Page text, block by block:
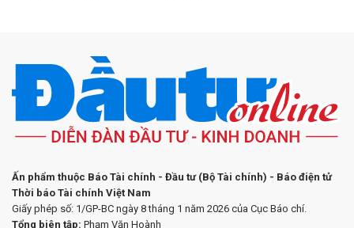
Ấn phẩm thuộc Báo Tài chính - Đầu tư (Bộ Tài chính) - Báo điện tử
Thời báo Tài chính Việt Nam
Giấy phép số: 1/GP-BC ngày 8 tháng 1 năm 2026 của Cục Báo chí.
Tổng biên tập: Phạm Văn Hoành